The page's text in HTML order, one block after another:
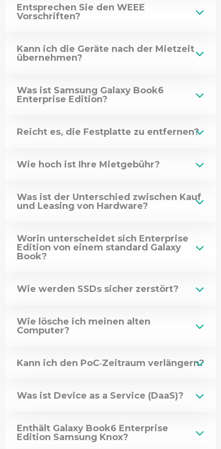
Entsprechen Sie den WEEE
Vorschriften?
Kann ich die Geräte nach der Mietzeit
übernehmen?
Was ist Samsung Galaxy Book6
Enterprise Edition?
Reicht es, die Festplatte zu entfernen?
Wie hoch ist Ihre Mietgebühr?
Was ist der Unterschied zwischen Kauf
und Leasing von Hardware?
Worin unterscheidet sich Enterprise
Edition von einem standard Galaxy
Book?
Wie werden SSDs sicher zerstört?
Wie lösche ich meinen alten
Computer?
Kann ich den PoC‑Zeitraum verlängern?
Was ist Device as a Service (DaaS)?
Enthält Galaxy Book6 Enterprise
Edition Samsung Knox?